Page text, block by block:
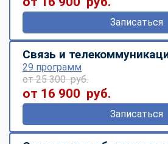
Записаться
Связь и
29 программ
от 25 300 руб.
от 16 900 руб.
Записаться